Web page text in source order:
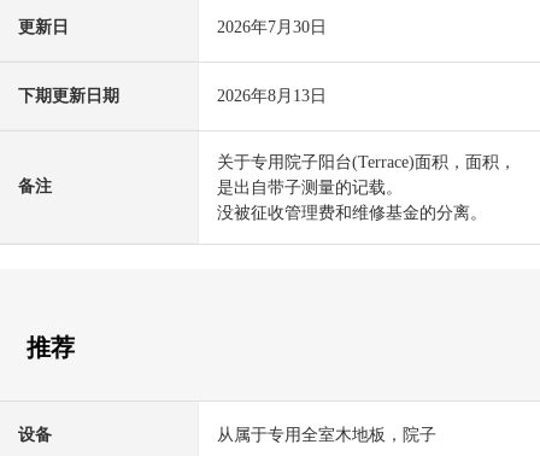
更新日 2026年7月30日
下期更新日期 2026年8月13日
备注
关于专用院子阳台(Terrace)面积，面积，
是出自带子测量的记载。
没被征收管理费和维修基金的分离。
推荐
设备 从属于专用全室木地板，院子